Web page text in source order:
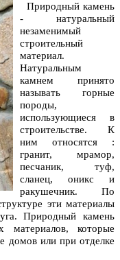
Природный камень
- натуральный
незаменимый
строительный
материал.
Натуральным
камнем принято
называть горные
породы,
использующиеся в
строительстве. К
ним относятся :
гранит, мрамор,
песчаник, туф,
сланец, оникс и
ракушечник. По
эти материалы
Природный камень
которые
домов или при отделке